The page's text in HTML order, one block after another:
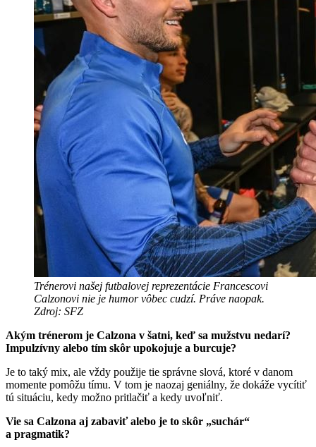
Trénerovi našej futbalovej reprezentácie Francescovi
Calzonovi nie je humor vôbec cudzí. Práve naopak.
Zdroj: SFZ
Akým trénerom je Calzona v šatni, keď sa mužstvu nedarí?
Impulzívny alebo tím skôr upokojuje a burcuje?
Je to taký mix, ale vždy použije tie správne slová, ktoré v danom
momente pomôžu tímu. V tom je naozaj geniálny, že dokáže vycítiť
tú situáciu, kedy možno pritlačiť a kedy uvoľniť.
Vie sa Calzona aj zabaviť alebo je to skôr „suchár“
a pragmatik?